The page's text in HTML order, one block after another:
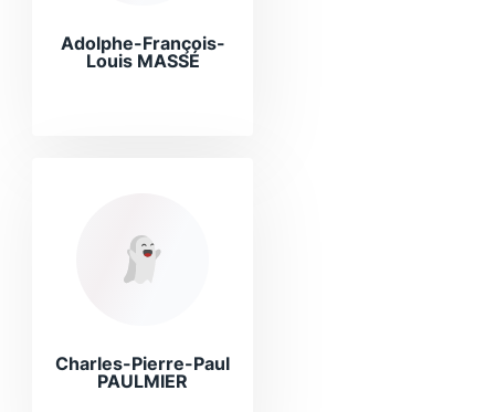
Adolphe-François-
Louis MASSÉ
Charles-Pierre-Paul
PAULMIER